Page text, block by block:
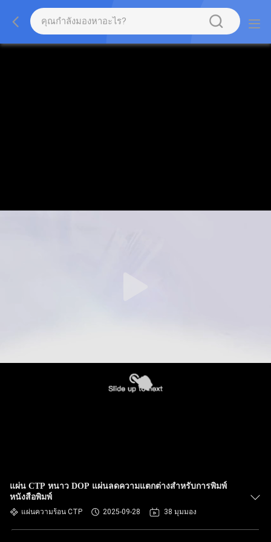
แผ่น CTP หนาว DOP แผ่นลดความแตกต่างสําหรับการพิมพ์
หนังสือพิมพ์
แผ่นความร้อน CTP 2025-09-28 38 มุมมอง